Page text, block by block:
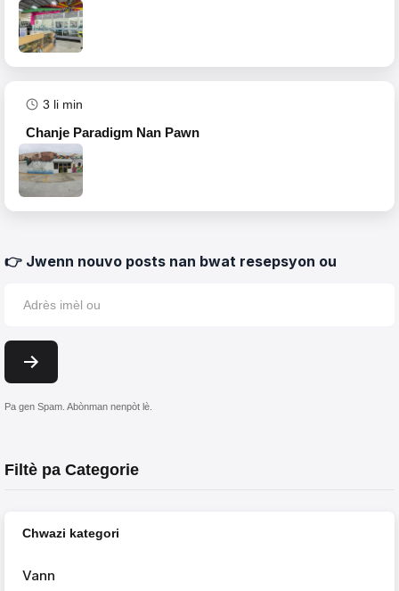
3 li min
Chanje Paradigm Nan Pawn
👉 Jwenn nouvo posts nan bwat resepsyon ou
Pa gen Spam. Abònman nenpòt lè.
Filtè pa Categorie
Chwazi kategori
Vann